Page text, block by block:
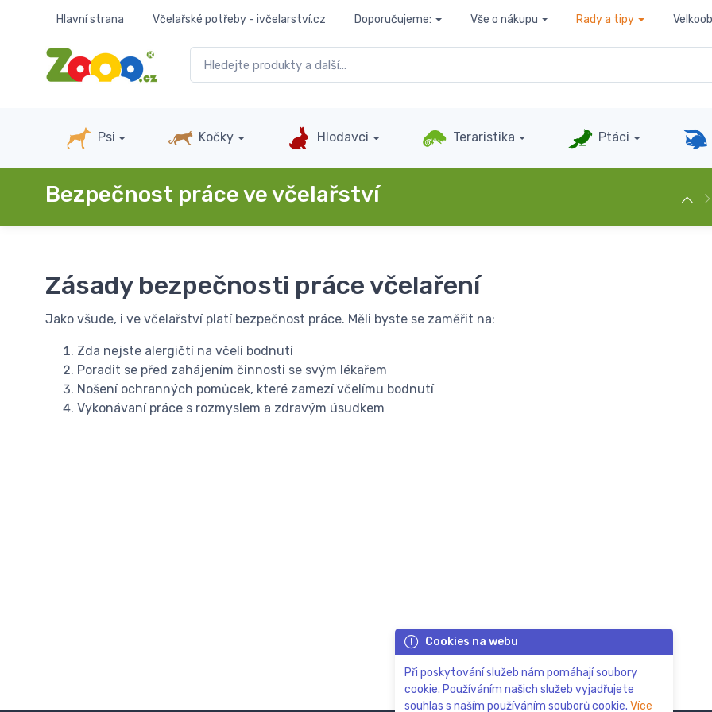
Hlavní strana Včelařské potřeby - ivčelarství.cz Doporučujeme: Vše o nákupu Rady a tipy
Psi Kočky Hlodavci Teraristika Ptáci
Bezpečnost práce ve včelařství
Zásady bezpečnosti práce včelaření
Jako všude, i ve včelařství platí bezpečnost práce. Měli byste se zaměřit na:
Zda nejste alergičtí na včelí bodnutí
Poradit se před zahájením činnosti se svým lékařem
Nošení ochranných pomůcek, které zamezí včelímu bodnutí
Vykonávaní práce s rozmyslem a zdravým úsudkem
Cookies na webu
Při poskytování služeb nám pomáhají soubory
cookie. Používáním našich služeb vyjadřujete
souhlas s naším používáním souborů cookie. Více